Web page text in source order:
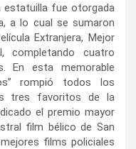
estatuilla fue otorgada
a lo cual se sumaron
Extranjera, Mejor
completando cuatro
En esta memorable
rompió todos los
tres favoritos de la
el premio mayor
film bélico de San
films policiales